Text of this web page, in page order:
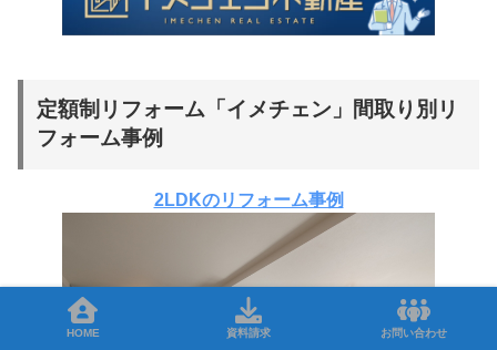
定額制リフォーム「イメチェン」間取り別リ
フォーム事例
2LDKのリフォーム事例
HOME 資料請求 お問い合わせ